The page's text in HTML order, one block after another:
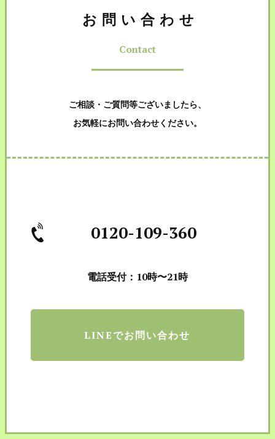
お問い合わせ
Contact
ご相談・ご質問等ございましたら、
お気軽にお問い合わせください。
0120-109-360
電話受付：10時〜21時
LINEでお問い合わせ